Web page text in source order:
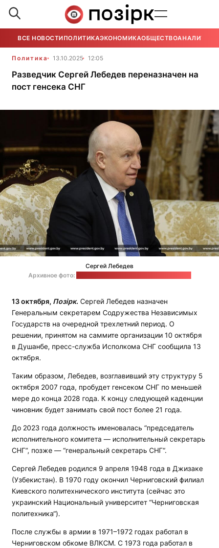
ВСЕ НОВОСТИ ПОЛИТИКАЭКОНОМИКАОБЩЕСТВОАНАЛИТИКА
Политика 13.10.2025 12:05
Разведчик Сергей Лебедев переназначен на
пост генсека СНГ
Сергей Лебедев
Архивное фото:
13 октября, Позірк. Сергей Лебедев назначен
Генеральным секретарем Содружества Независимых
Государств на очередной трехлетний период. О
решении, принятом на саммите организации 10 октября
в Душанбе, пресс-служба Исполкома СНГ сообщила 13
октября.
Таким образом, Лебедев, возглавивший эту структуру 5
октября 2007 года, пробудет генсеком СНГ по меньшей
мере до конца 2028 года. К концу следующей каденции
чиновник будет занимать свой пост более 21 года.
До 2023 года должность именовалась “председатель
исполнительного комитета — исполнительный секретарь
СНГ“, позже — “генеральный секретарь СНГ“.
Сергей Лебедев родился 9 апреля 1948 года в Джизаке
(Узбекистан). В 1970 году окончил Черниговский филиал
Киевского политехнического института (сейчас это
украинский Национальный университет “Черниговская
политехника“).
После службы в армии в 1971–1972 годах работал в
Черниговском обкоме ВЛКСМ. С 1973 года работал в